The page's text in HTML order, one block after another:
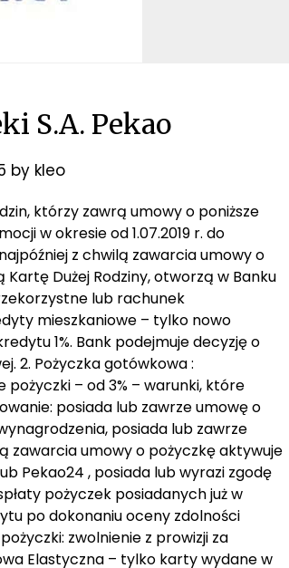
S.A. Pekao
by kleo
którzy zawrą umowy o poniższe
w okresie od 1.07.2019 r. do
z chwilą zawarcia umowy o
Dużej Rodziny, otworzą w Banku
lub rachunek
mieszkaniowe – tylko nowo
1%. Bank podejmuje decyzję o
2. Pożyczka gotówkowa :
– od 3% – warunki, które
posiada lub zawrze umowę o
posiada lub zawrze
zawarcia umowy o pożyczkę aktywuje
Pekao24 , posiada lub wyrazi zgodę
pożyczek posiadanych już w
po dokonaniu oceny zdolności
zwolnienie z prowizji za
Elastyczna – tylko karty wydane w